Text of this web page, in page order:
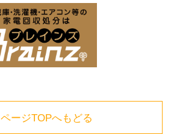
ページTOPへもどる